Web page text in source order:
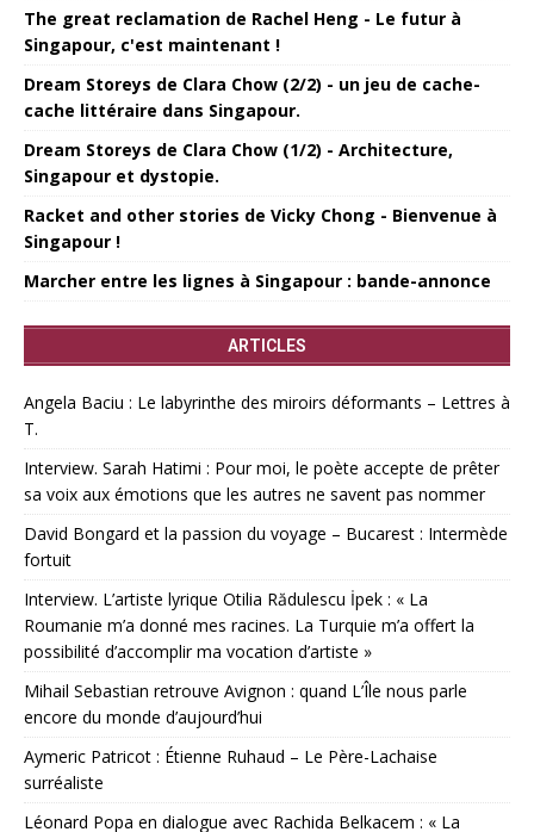
The great reclamation de Rachel Heng - Le futur à
Singapour, c'est maintenant !
Dream Storeys de Clara Chow (2/2) - un jeu de cache-
cache littéraire dans Singapour.
Dream Storeys de Clara Chow (1/2) - Architecture,
Singapour et dystopie.
Racket and other stories de Vicky Chong - Bienvenue à
Singapour !
Marcher entre les lignes à Singapour : bande-annonce
ARTICLES
Angela Baciu : Le labyrinthe des miroirs déformants – Lettres à
T.
Interview. Sarah Hatimi : Pour moi, le poète accepte de prêter
sa voix aux émotions que les autres ne savent pas nommer
David Bongard et la passion du voyage – Bucarest : Intermède
fortuit
Interview. L’artiste lyrique Otilia Rădulescu İpek : « La
Roumanie m’a donné mes racines. La Turquie m’a offert la
possibilité d’accomplir ma vocation d’artiste »
Mihail Sebastian retrouve Avignon : quand L’Île nous parle
encore du monde d’aujourd’hui
Aymeric Patricot : Étienne Ruhaud – Le Père-Lachaise
surréaliste
Léonard Popa en dialogue avec Rachida Belkacem : « La